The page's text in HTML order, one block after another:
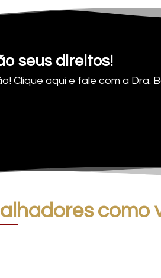
seus direitos!
Clique aqui e fale com a Dra.
como